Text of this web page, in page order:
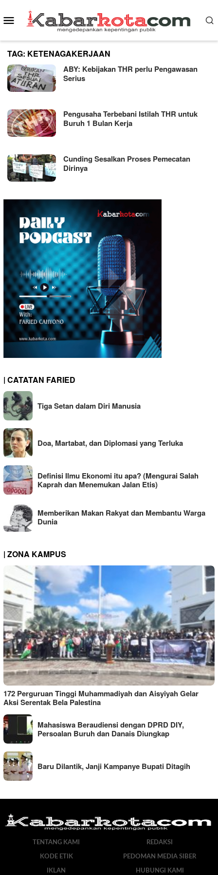
to
Mobile
TAG: KETENAGAKERJAAN
ABY: Kebijakan THR perlu Pengawasan
Serius
Pengusaha Terbebani Istilah THR untuk
Buruh 1 Bulan Kerja
Cunding Sesalkan Proses Pemecatan
Dirinya
| CATATAN FARIED
Tiga Setan dalam Diri Manusia
Doa, Martabat, dan Diplomasi yang Terluka
Definisi Ilmu Ekonomi itu apa? (Mengurai Salah
Kaprah dan Menemukan Jalan Etis)
Memberikan Makan Rakyat dan Membantu Warga
Dunia
| ZONA KAMPUS
172 Perguruan Tinggi Muhammadiyah dan Aisyiyah Gelar
Aksi Serentak Bela Palestina
Mahasiswa Beraudiensi dengan DPRD DIY,
Persoalan Buruh dan Danais Diungkap
Baru Dilantik, Janji Kampanye Bupati Ditagih
TENTANG KAMI REDAKSI
KODE ETIK PEDOMAN MEDIA SIBER
IKLAN HUBUNGI KAMI